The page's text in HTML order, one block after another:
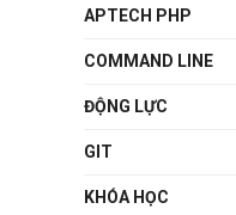
APTECH PHP
COMMAND LINE
ĐỘNG LỰC
GIT
KHÓA HỌC